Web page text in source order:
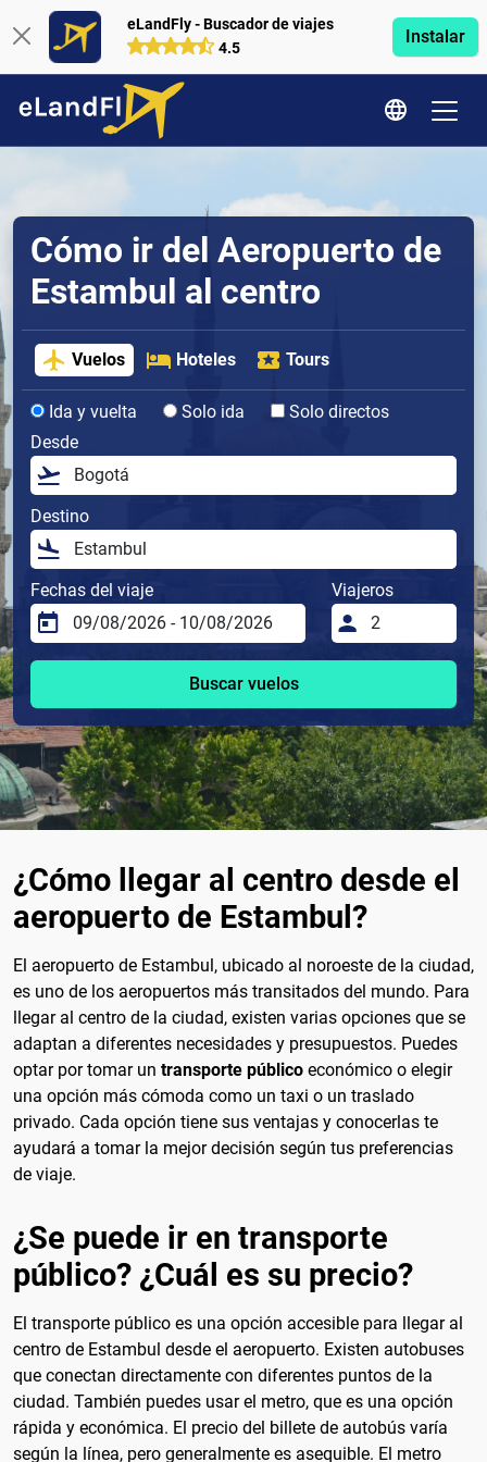
eLandFly - Buscador de viajes
4.5
Instalar
Cómo ir del Aeropuerto de
Estambul al centro
Vuelos Hoteles Tours
Ida y vuelta Solo ida
Solo directos
Desde
Destino
Fechas del viaje Viajeros
Buscar vuelos
¿Cómo llegar al centro desde el
aeropuerto de Estambul?
El aeropuerto de Estambul, ubicado al noroeste de la ciudad,
es uno de los aeropuertos más transitados del mundo. Para
llegar al centro de la ciudad, existen varias opciones que se
adaptan a diferentes necesidades y presupuestos. Puedes
optar por tomar un transporte público económico o elegir
una opción más cómoda como un taxi o un traslado
privado. Cada opción tiene sus ventajas y conocerlas te
ayudará a tomar la mejor decisión según tus preferencias
de viaje.
¿Se puede ir en transporte
público? ¿Cuál es su precio?
El transporte público es una opción accesible para llegar al
centro de Estambul desde el aeropuerto. Existen autobuses
que conectan directamente con diferentes puntos de la
ciudad. También puedes usar el metro, que es una opción
rápida y económica. El precio del billete de autobús varía
según la línea, pero generalmente es asequible. El metro